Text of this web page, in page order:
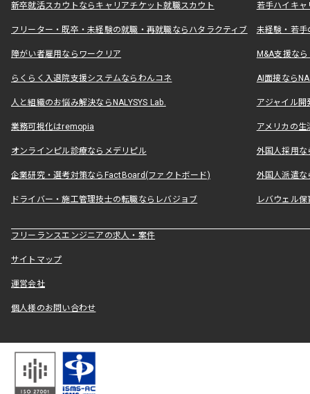
新卒就活スカウトならキャリアチケット就職スカウト 若手ハイキ
フリーター・既卒・未経験の就職・再就職ならハタラクティブ 未経験・若手
障がい者雇用ならワークリア M&A支援な
らくらく入退院支援システムならわんコネ AI面接なら
人と組織のお悩み解決ならNALYSYS Lab. アジャイル
業務可視化はremopia アメリカの
オンラインピル診療ならメデリピル 外国人採用
企業研究・選考対策ならFactBoard(ファクトボード) 外国人派遣な
ドライバー・施工管理技士の転職ならレバジョブ レバウェル
フリーランスエンジニアの求人・案件
サイトマップ
運営会社
個人様のお問い合わせ